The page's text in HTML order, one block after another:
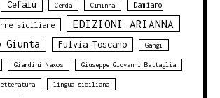
Cefalù Cerda Ciminna Damiano
siciliane EDIZIONI ARIANNA
Giunta Fulvia Toscano Gangi
Giardini Naxos Giuseppe Giovanni Battaglia
lingua siciliana